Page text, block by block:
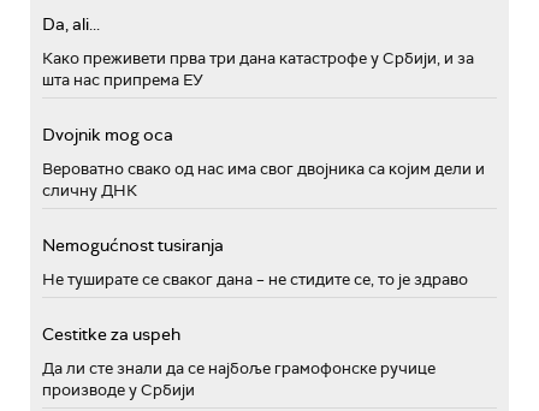
Da, ali...
Како преживети прва три дана катастрофе у Србији, и за
шта нас припрема ЕУ
Dvojnik mog oca
Вероватно свако од нас има свог двојника са којим дели и
сличну ДНК
Nemogućnost tusiranja
Не туширате се сваког дана – не стидите се, то је здраво
Cestitke za uspeh
Да ли сте знали да се најбоље грамофонске ручице
производе у Србији